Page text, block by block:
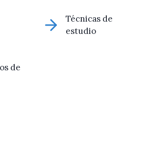
Técnicas de
estudio
de